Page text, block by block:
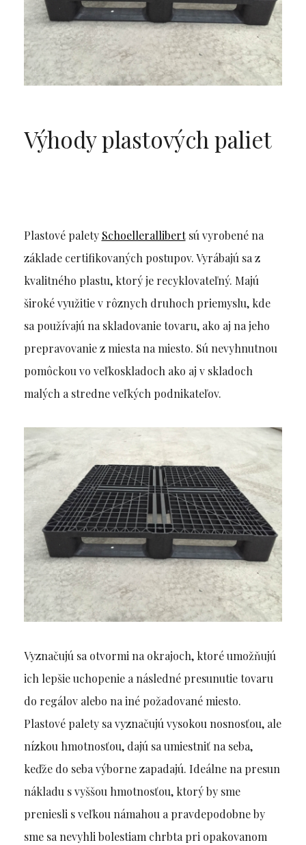
Výhody plastových paliet
Plastové palety Schoellerallibertsú vyrobené na
základe certifikovaných postupov. Vyrábajú sa z
kvalitného plastu, ktorý je recyklovateľný. Majú
široké využitie v rôznych druhoch priemyslu, kde
sa používajú na skladovanie tovaru, ako aj na jeho
prepravovanie z miesta na miesto. Sú nevyhnutnou
pomôckou vo veľkoskladoch ako aj v skladoch
malých a stredne veľkých podnikateľov.
Vyznačujú sa otvormi na okrajoch, ktoré umožňujú
ich lepšie uchopenie a následné presunutie tovaru
do regálov alebo na iné požadované miesto.
Plastové palety sa vyznačujú vysokou nosnosťou, ale
nízkou hmotnosťou, dajú sa umiestniť na seba,
keďže do seba výborne zapadajú. Ideálne na presun
nákladu s vyššou hmotnosťou, ktorý by sme
preniesli s veľkou námahou a pravdepodobne by
sme sa nevyhli bolestiam chrbta pri opakovanom